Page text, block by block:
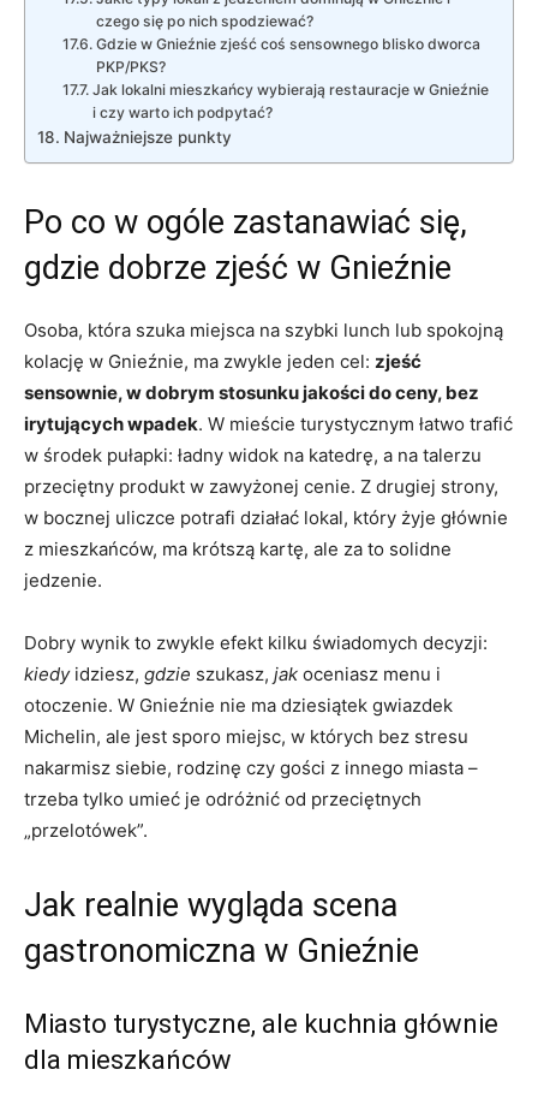
czego się po nich spodziewać?
Gdzie w Gnieźnie zjeść coś sensownego blisko dworca
PKP/PKS?
Jak lokalni mieszkańcy wybierają restauracje w Gnieźnie
i czy warto ich podpytać?
Najważniejsze punkty
Po co w ogóle zastanawiać się,
gdzie dobrze zjeść w Gnieźnie
Osoba, która szuka miejsca na szybki lunch lub spokojną
kolację w Gnieźnie, ma zwykle jeden cel: zjeść
sensownie, w dobrym stosunku jakości do ceny, bez
irytujących wpadek. W mieście turystycznym łatwo trafić
w środek pułapki: ładny widok na katedrę, a na talerzu
przeciętny produkt w zawyżonej cenie. Z drugiej strony,
w bocznej uliczce potrafi działać lokal, który żyje głównie
z mieszkańców, ma krótszą kartę, ale za to solidne
jedzenie.
Dobry wynik to zwykle efekt kilku świadomych decyzji:
kiedyidziesz, gdzie szukasz, jak oceniasz menu i
otoczenie. W Gnieźnie nie ma dziesiątek gwiazdek
Michelin, ale jest sporo miejsc, w których bez stresu
nakarmisz siebie, rodzinę czy gości z innego miasta –
trzeba tylko umieć je odróżnić od przeciętnych
„przelotówek”.
Jak realnie wygląda scena
gastronomiczna w Gnieźnie
Miasto turystyczne, ale kuchnia głównie
dla mieszkańców